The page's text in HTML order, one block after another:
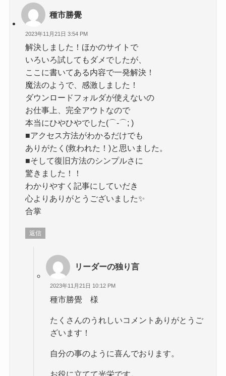
種市勝覺
2023年11月21日 3:54 PM
解決しました！ほかのサイトで
いろいろ試してもダメでしたが、
ここに書いてある内容で一発解決！
魔法のようで、感激しました！
ダウンロードフォルダが使えないの
お仕事上、完全アウトなので
本当にひやひやでした(⌒-⌒; )
■アクセス方法がわかるだけでも
ありがたく(救われた！)と思いました。
■そして復旧方法のシンプルさに
驚きました！！
わかりやすく記事にしていだき
心よりありがとうございました✨
合掌
返信
リーダーの独り言
2023年11月21日 10:12 PM
種市勝覺 様
たくさんのうれしいコメントありがとうご
ざいます！
自分の事のように喜んでおります。
お役に立てて光栄です。